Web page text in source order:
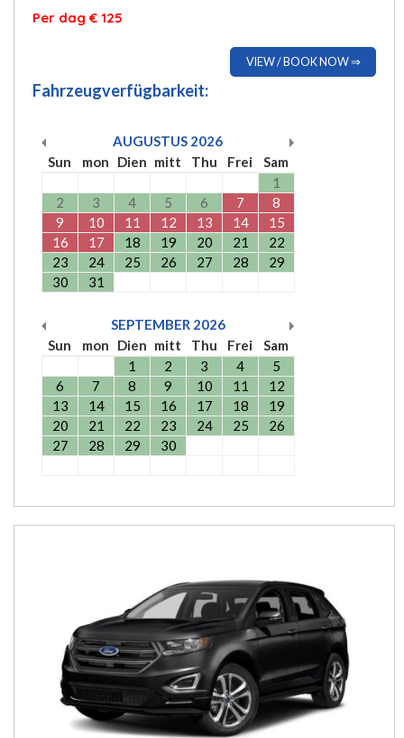
Per dag € 125
VIEW / BOOK NOW ⇒
Fahrzeugverfügbarkeit:
AUGUSTUS 2026
Sun
mon Dien mitt Thu Frei
Sam
1
2
3 4 5 6 7
8
9
10 11 12 13 14
15
16
17 18 19 20 21
22
23
24 25 26 27 28
29
30
31
SEPTEMBER 2026
Sun
mon Dien mitt Thu Frei
Sam
1
2 3 4
5
6
7 8 9 10 11
12
13
14 15 16 17 18
19
20
21 22 23 24 25
26
27
28 29 30